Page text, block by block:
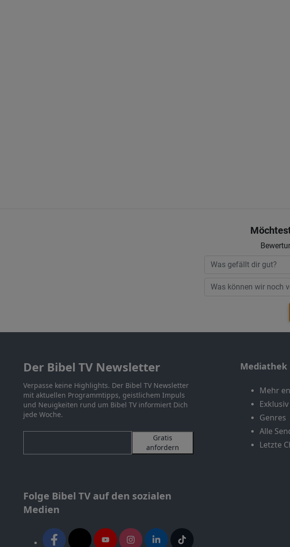
Der Bibel TV Newsletter
Verpasse keine Highlights. Der Bibel TV Newsletter
mit aktuellen Programmtipps, geistlichem Impuls
und Neuigkeiten rund um Bibel TV informiert Dich
jede Woche.
Gratis
anfordern
Folge Bibel TV auf den sozialen
Medien
Mediathek
Mehr
Exklusiv
Genres
Alle
Letzte